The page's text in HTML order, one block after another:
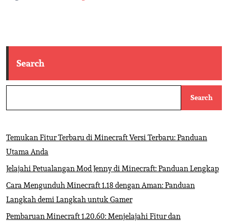
Search
Search
Temukan Fitur Terbaru di Minecraft Versi Terbaru: Panduan
Utama Anda
Jelajahi Petualangan Mod Jenny di Minecraft: Panduan Lengkap
Cara Mengunduh Minecraft 1.18 dengan Aman: Panduan
Langkah demi Langkah untuk Gamer
Pembaruan Minecraft 1.20.60: Menjelajahi Fitur dan